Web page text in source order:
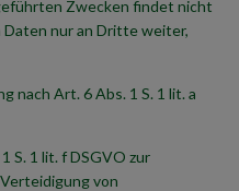
Zwecken findet nicht
nur an Dritte weiter,
nach Art. 6 Abs. 1 S. 1 lit. a
S. 1 lit. f DSGVO zur
von